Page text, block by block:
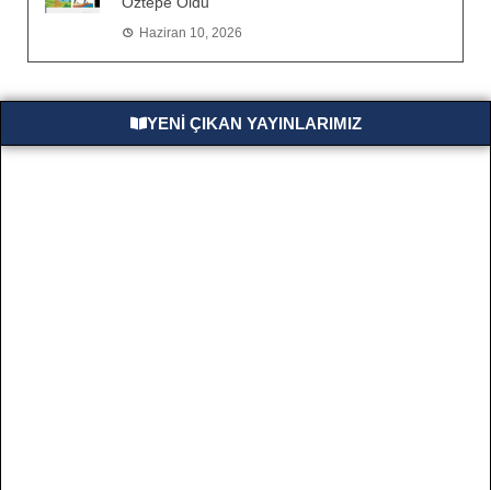
Haziran 10, 2026
YENİ ÇIKAN YAYINLARIMIZ